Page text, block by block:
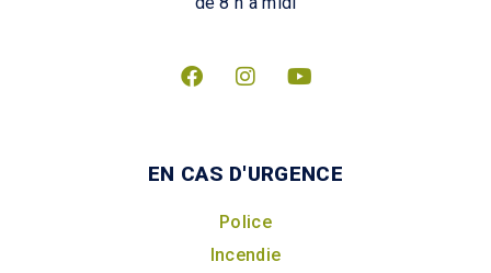
EN CAS D'URGENCE
Police
Incendie